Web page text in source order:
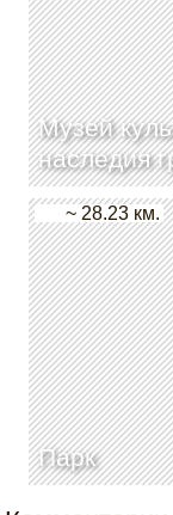
Музей
наследия
Парк
~ 28.23 км.